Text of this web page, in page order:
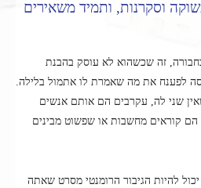
וסקרנות, ותמיד משאירים
זה שכשהוא לא עוסק בהבנת
לפענח את מה שאמרת לו אתמול בלילה.
שני לה, עקרבים הם אותם אנשים
קוראים מחשבות או שפשוט מבינים
להיות הגיבור הרומנטי מסרט שאתה